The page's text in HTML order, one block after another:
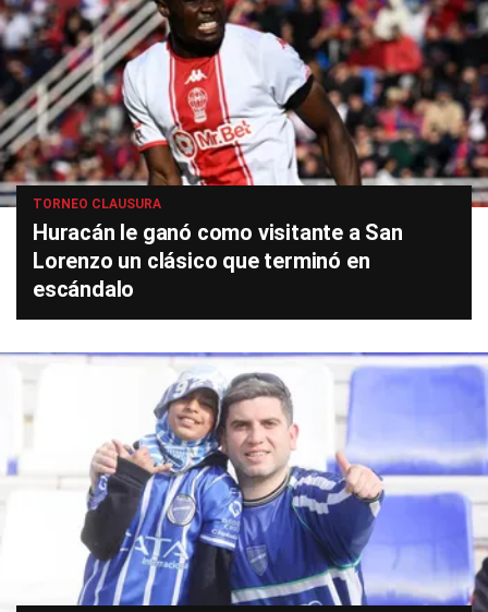
TORNEO CLAUSURA
Huracán le ganó como visitante a San
Lorenzo un clásico que terminó en
escándalo